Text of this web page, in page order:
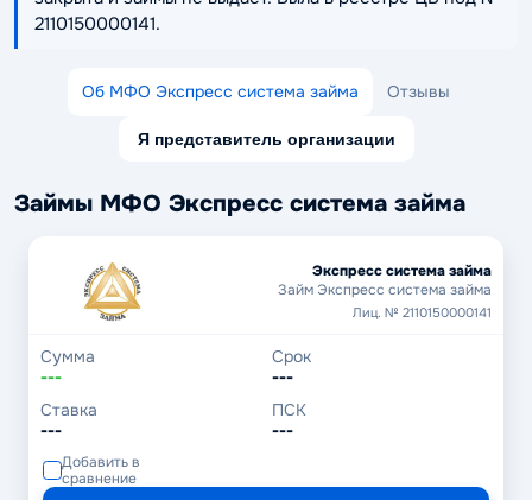
2110150000141.
Об МФО Экспресс система займа Отзывы
Я представитель организации
Займы МФО Экспресс система займа
Экспресс система займа
Займ Экспресс система займа
Лиц. № 2110150000141
Сумма
---
Срок
---
Ставка
---
ПСК
---
Добавить в
сравнение